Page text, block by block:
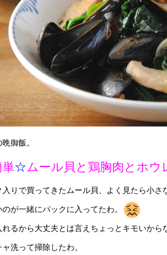
御飯。
単☆ムール貝と鶏胸肉とホウ
入りで買ってきたムール貝、よく見たら小さ
のが一緒にパックに入ってたわ。
れるから大丈夫とは言えちょっとキモいから
ャ洗って掃除したわ。